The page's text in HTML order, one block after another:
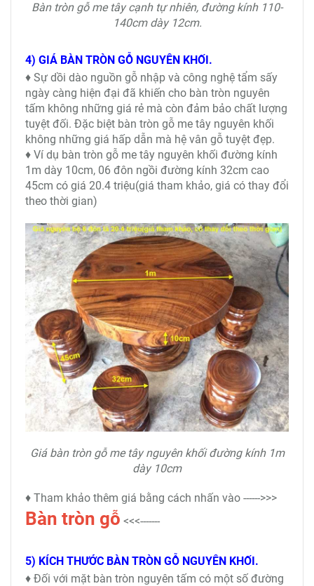
Bàn tròn gỗ me tây cạnh tự nhiên, đường kính 110-
140cm dày 12cm.
4) GIÁ BÀN TRÒN GỖ NGUYÊN KHỐI.
♦ Sự dồi dào nguồn gỗ nhập và công nghệ tẩm sấy
ngày càng hiện đại đã khiến cho bàn tròn nguyên
tấm không những giá rẻ mà còn đảm bảo chất lượng
tuyệt đối. Đặc biệt bàn tròn gỗ me tây nguyên khối
không những giá hấp dẫn mà hệ vân gỗ tuyệt đẹp.
♦ Ví dụ bàn tròn gỗ me tây nguyên khối đường kính
1m dày 10cm, 06 đôn ngồi đường kính 32cm cao
45cm có giá 20.4 triệu(giá tham khảo, giá có thay đổi
theo thời gian)
Giá bàn tròn gỗ me tây nguyên khối đường kính 1m
dày 10cm
♦ Tham khảo thêm giá bằng cách nhấn vào ------>>>
Bàn tròn gỗ <<<-------
5) KÍCH THƯỚC BÀN TRÒN GỖ NGUYÊN KHỐI.
♦ Đối với mặt bàn tròn nguyên tấm có một số đường